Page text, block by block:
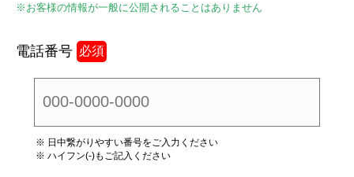
※お客様の情報が一般に公開されることはありません
電話番号 必須
※ 日中繋がりやすい番号をご入力ください
※ ハイフン(-)もご記入ください